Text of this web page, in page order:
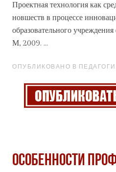
Проектная технология как
новшеств в процессе
образовательного
М, 2009. ...
ОПУБЛИКОВАНО В
ОСОБЕННОСТИ